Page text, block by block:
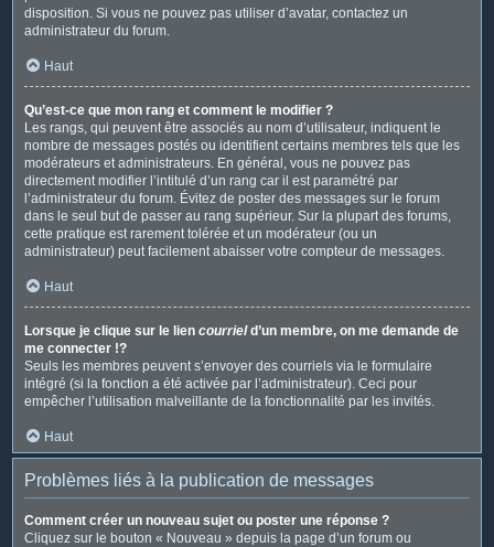
disposition. Si vous ne pouvez pas utiliser d’avatar, contactez un
administrateur du forum.
Haut
Qu’est-ce que mon rang et comment le modifier ?
Les rangs, qui peuvent être associés au nom d’utilisateur, indiquent le
nombre de messages postés ou identifient certains membres tels que les
modérateurs et administrateurs. En général, vous ne pouvez pas
directement modifier l’intitulé d’un rang car il est paramétré par
l’administrateur du forum. Évitez de poster des messages sur le forum
dans le seul but de passer au rang supérieur. Sur la plupart des forums,
cette pratique est rarement tolérée et un modérateur (ou un
administrateur) peut facilement abaisser votre compteur de messages.
Haut
Lorsque je clique sur le lien courrield’un membre, on me demande de
me connecter !?
Seuls les membres peuvent s’envoyer des courriels via le formulaire
intégré (si la fonction a été activée par l’administrateur). Ceci pour
empêcher l’utilisation malveillante de la fonctionnalité par les invités.
Haut
Problèmes liés à la publication de messages
Comment créer un nouveau sujet ou poster une réponse ?
Cliquez sur le bouton « Nouveau » depuis la page d’un forum ou